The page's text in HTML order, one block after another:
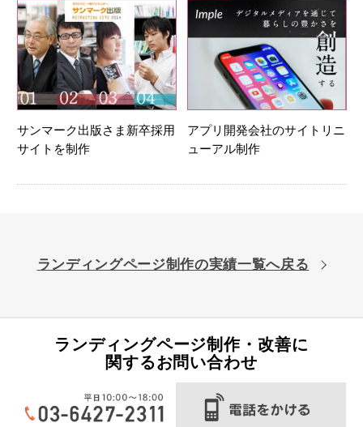
サンマーク出版さま新卒採用
サイトを制作
アプリ開発会社のサイトリニ
ューアル制作
ランディングページ制作の実績一覧へ戻る
ランディングページ制作・改善に
関するお問い合わせ